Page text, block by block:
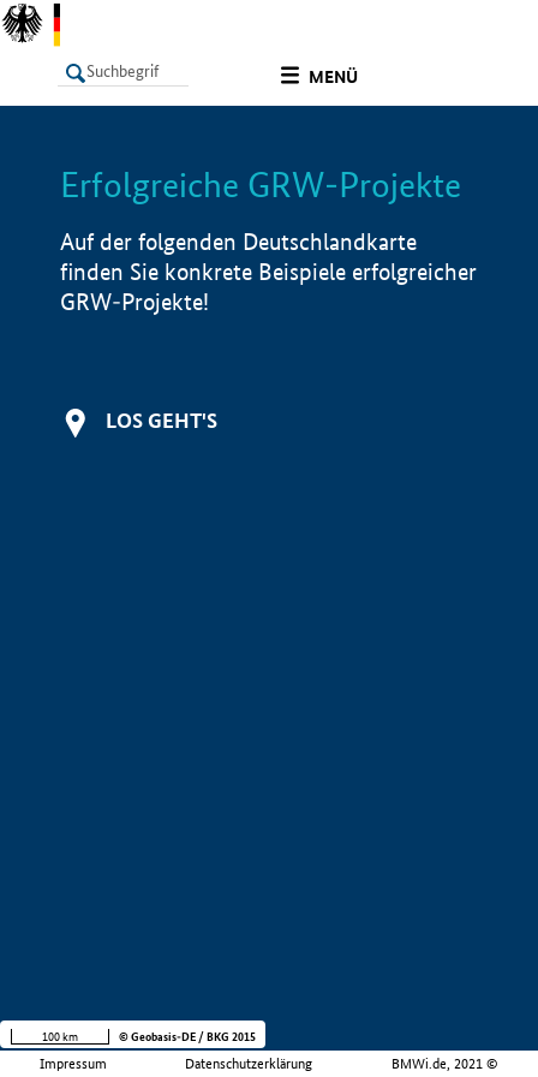
MENÜ
LISTE Info
Erfolgreiche GRW-Projekte
Auf der folgenden Deutschlandkarte
finden Sie konkrete Beispiele erfolgreicher
GRW-Projekte!
LOS GEHT'S
Impressum Datenschutzerklärung BMWi.de, 2021 ©
100 km © Geobasis-DE / BKG 2015